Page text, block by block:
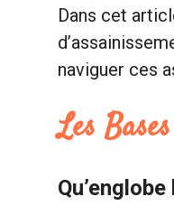
Dans cet
naviguer ces
Les